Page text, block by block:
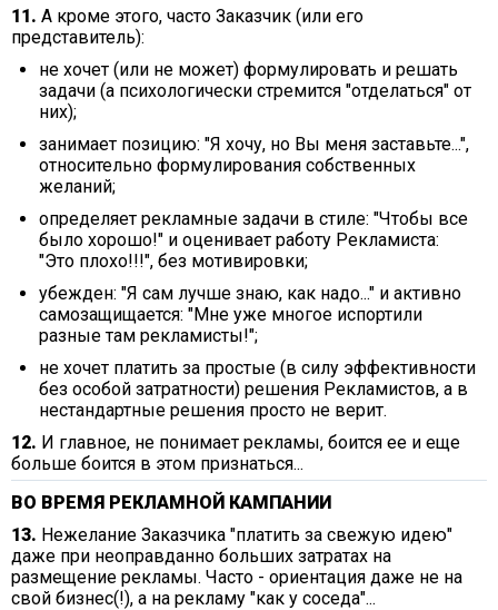
11. А кроме этого, часто Заказчик (или его
представитель):
не хочет (или не может) формулировать и решать
задачи (а психологически стремится "отделаться" от
них);
занимает позицию: "Я хочу, но Вы меня заставьте...",
относительно формулирования собственных
желаний;
определяет рекламные задачи в стиле: "Чтобы все
было хорошо!" и оценивает работу Рекламиста:
"Это плохо!!!", без мотивировки;
убежден: "Я сам лучше знаю, как надо..." и активно
самозащищается: "Мне уже многое испортили
разные там рекламисты!";
не хочет платить за простые (в силу эффективности
без особой затратности) решения Рекламистов, а в
нестандартные решения просто не верит.
12. И главное, не понимает рекламы, боится ее и еще
больше боится в этом признаться...
ВО ВРЕМЯ РЕКЛАМНОЙ КАМПАНИИ
13. Нежелание Заказчика "платить за свежую идею"
даже при неоправданно больших затратах на
размещение рекламы. Часто - ориентация даже не на
свой бизнес(!), а на рекламу "как у соседа"...